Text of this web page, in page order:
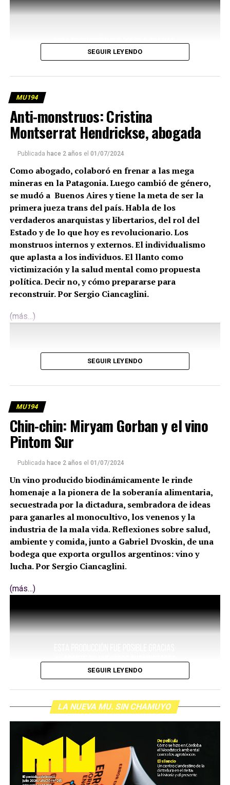
SEGUIR LEYENDO
MU194
Anti-monstruos: Cristina
Montserrat Hendrickse, abogada
Publicada hace 2 años el 01/07/2024
Como abogado, colaboró en frenar a las mega
mineras en la Patagonia. Luego cambió de género,
se mudó a Buenos Aires y tiene la meta de ser la
primera jueza trans del país. Habla de los
verdaderos anarquistas y libertarios, del rol del
Estado y de lo que hoy es revolucionario. Los
monstruos internos y externos. El individualismo
que aplasta a los individuos. El llanto como
victimización y la salud mental como propuesta
política. Decir no, y cómo prepararse para
reconstruir. Por Sergio Ciancaglini.
(más…)
SEGUIR LEYENDO
MU194
Chin-chin: Miryam Gorban y el vino
Pintom Sur
Publicada hace 2 años el 01/07/2024
Un vino producido biodinámicamente le rinde
homenaje a la pionera de la soberanía alimentaria,
secuestrada por la dictadura, sembradora de ideas
para ganarles al monocultivo, los venenos y la
industria de la mala vida. Reflexiones sobre salud,
ambiente y comida, junto a Gabriel Dvoskin, de una
bodega que exporta orgullos argentinos: vino y
lucha. Por Sergio Ciancaglini.
(más…)
SEGUIR LEYENDO
LA NUEVA MU. SIN CHAMUYO